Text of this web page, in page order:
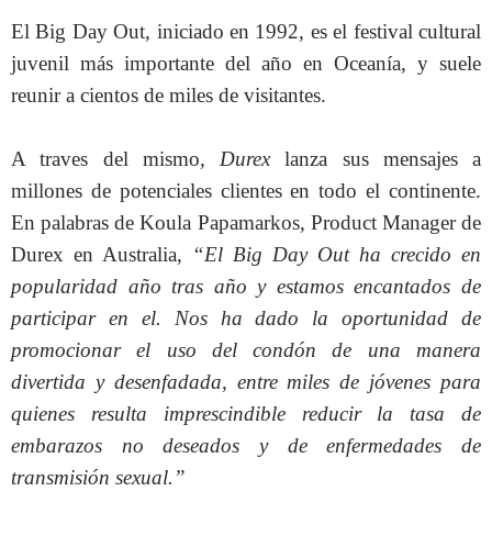
El Big Day Out, iniciado en 1992, es el festival cultural
juvenil más importante del año en Oceanía, y suele
reunir a cientos de miles de visitantes.
A traves del mismo, Durexlanza sus mensajes a
millones de potenciales clientes en todo el continente.
En palabras de Koula Papamarkos, Product Manager de
Durex en Australia, “El Big Day Out ha crecido en
popularidad año tras año y estamos encantados de
participar en el. Nos ha dado la oportunidad de
promocionar el uso del condón de una manera
divertida y desenfadada, entre miles de jóvenes para
quienes resulta imprescindible reducir la tasa de
embarazos no deseados y de enfermedades de
transmisión sexual.”